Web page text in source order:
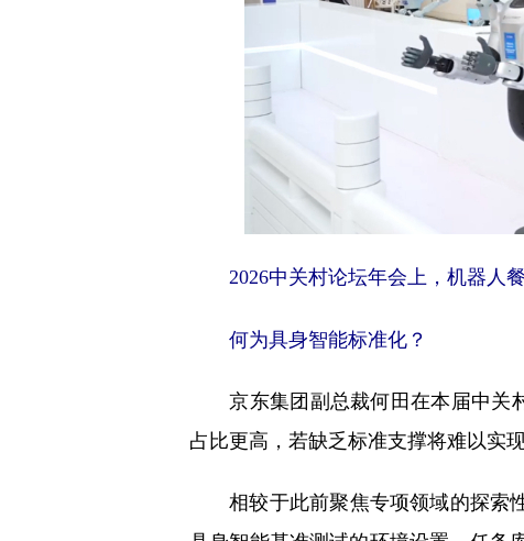
2026中关村论坛年会上，机器人
何为具身智能标准化？
京东集团副总裁何田在本届中关村
占比更高，若缺乏标准支撑将难以实
相较于此前聚焦专项领域的探索性